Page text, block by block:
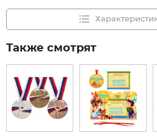
Также смотрят